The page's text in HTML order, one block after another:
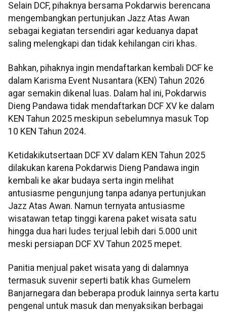
Selain DCF, pihaknya bersama Pokdarwis berencana
mengembangkan pertunjukan Jazz Atas Awan
sebagai kegiatan tersendiri agar keduanya dapat
saling melengkapi dan tidak kehilangan ciri khas.
Bahkan, pihaknya ingin mendaftarkan kembali DCF ke
dalam Karisma Event Nusantara (KEN) Tahun 2026
agar semakin dikenal luas. Dalam hal ini, Pokdarwis
Dieng Pandawa tidak mendaftarkan DCF XV ke dalam
KEN Tahun 2025 meskipun sebelumnya masuk Top
10 KEN Tahun 2024.
Ketidakikutsertaan DCF XV dalam KEN Tahun 2025
dilakukan karena Pokdarwis Dieng Pandawa ingin
kembali ke akar budaya serta ingin melihat
antusiasme pengunjung tanpa adanya pertunjukan
Jazz Atas Awan. Namun ternyata antusiasme
wisatawan tetap tinggi karena paket wisata satu
hingga dua hari ludes terjual lebih dari 5.000 unit
meski persiapan DCF XV Tahun 2025 mepet.
Panitia menjual paket wisata yang di dalamnya
termasuk suvenir seperti batik khas Gumelem
Banjarnegara dan beberapa produk lainnya serta kartu
pengenal untuk masuk dan menyaksikan berbagai